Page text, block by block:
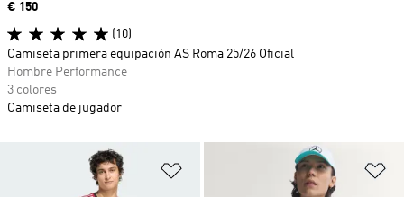
Añadir a la lista de deseos
Precio
€ 150
(10)
Camiseta primera equipación AS Roma 25/26 Oficial
Hombre Performance
3 colores
Camiseta de jugador